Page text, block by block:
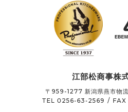
江部松商事株
〒959-1277 新潟県燕市物
TEL 0256-63-2569 /